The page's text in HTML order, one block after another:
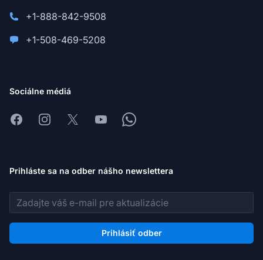
+1-888-842-9508
+1-508-469-5208
Sociálne médiá
FacebookInstagram
X YoutubeWhatsapp
Prihláste sa na odber nášho newslettera
E-mailová adresa
Prihlásiť odber